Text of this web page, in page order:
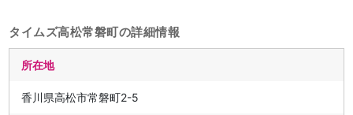
タイムズ高松常磐町の詳細情報
所在地
香川県高松市常磐町2-5